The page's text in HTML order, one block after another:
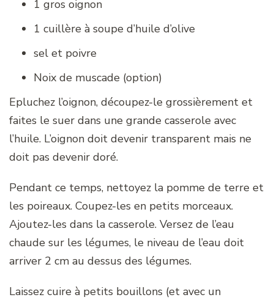
1 gros oignon
1 cuillère à soupe d’huile d’olive
sel et poivre
Noix de muscade (option)
Epluchez l’oignon, découpez-le grossièrement et
faites le suer dans une grande casserole avec
l’huile. L’oignon doit devenir transparent mais ne
doit pas devenir doré.
Pendant ce temps, nettoyez la pomme de terre et
les poireaux. Coupez-les en petits morceaux.
Ajoutez-les dans la casserole. Versez de l’eau
chaude sur les légumes, le niveau de l’eau doit
arriver 2 cm au dessus des légumes.
Laissez cuire à petits bouillons (et avec un